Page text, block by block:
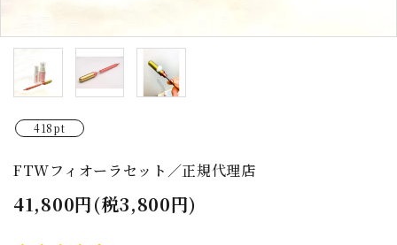
418pt
FTWフィオーラセット／正規代理店
41,800円(税3,800円)